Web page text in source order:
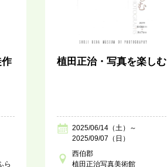
ら
植田正治・写真を楽しむ
2025/06/14（土）～
2025/09/07（日）
西伯郡
植田正治写真美術館